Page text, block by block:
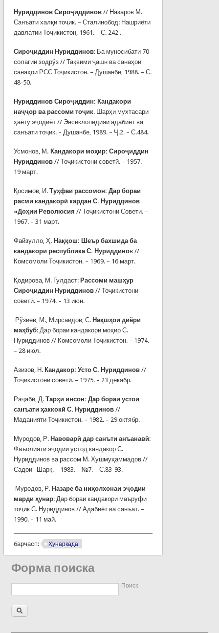
Нуриддинов Сироҷиддинов// Назаров М.
Санъати халқи тоҷик. – Сталинобод: Нашриёти
давлатии Тоҷикистон, 1961. – С. 242 .
Сироҷиддин Нуриддинов: Ба муносибати 70-
солагии зодрўз // Тақвими ҷашн ва санаҳои
санаҳои РСС Тоҷикистон. – Душанбе, 1988. – С.
48-50.
Нуриддинов Сироҷиддин: Кандакори
наҷҷор ва рассоми тоҷик. Шарҳи мухтасари
ҳаёту эҷодиёт // Энсиклопедияи адабиёт ва
санъати тоҷик. – Душанбе, 1989. – Ҷ.2. – С.484.
Усмонов, М. Кандакори моҳир: Сироҷиддин
Нуриддинов// Тоҷикистони советӣ. – 1957. –
19 март.
Қосимов, И. Туҳфаи рассомон: Дар бораи
расми кандакорӣ кардан С. Нуриддинов
«Доҳии Революсия // Тоҷикистони Совети. –
1967. – 31 март.
Файзулло, Ҳ. Наққош: Шеър бахшида ба
кандакори республика С. Нуриддинов //
Комсомоли Тоҷикистон. – 1969. – 16 март.
Қодирова, М. Гулдаст: Рассоми машҳур
Сироҷиддин Нуриддинов// Тоҷикистони
советӣ. – 1974. – 13 июн.
Рўзиев, М., Мирсаидов, С. Нақшҳои диёри
маҳбуб: Дар бораи кандакори моҳир С.
Нуриддинов // Комсомоли Тоҷикистон. – 1974.
– 28 июл.
Азизов, Н. Кандакор: Усто С. Нуриддинов//
Тоҷикистони советӣ. – 1975. – 23 декабр.
Раҷабӣ, Д. Тарҳи инсон: Дар бораи устои
санъати ҳаккокӣ С. Нуриддинов//
Маданияти Тоҷикистон. – 1982. – 29 октябр.
Муродов, Р. Навоварӣ дар санъти анъанавӣ:
Фаъолияти эҷодии устод кандакор С.
Нуриддинов ва рассом М. Хушмуҳаммадов //
Садои Шарқ. – 1983. – №7. – С.83-93.
Муродов, Р. Назаре ба ниҳолхонаи эҷодии
марди ҳунар: Дар бораи кандакори маъруфи
тоҷик С. Нуриддинов // Адабиёт ва санъат. –
1990. – 11 май.
барчасп: Ҳунаркада
Форма поиска
Поиск